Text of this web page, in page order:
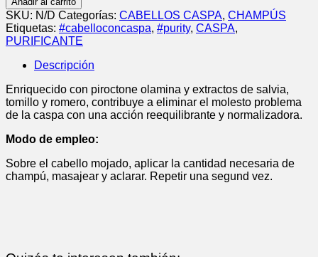
cantidad
SKU: N/D Categorías: CABELLOS CASPA, CHAMPÚS
Etiquetas: #cabelloconcaspa, #purity, CASPA,
PURIFICANTE
Descripción
Enriquecido con piroctone olamina y extractos de salvia,
tomillo y romero, contribuye a eliminar el molesto problema
de la caspa con una acción reequilibrante y normalizadora.
Modo de empleo:
Sobre el cabello mojado, aplicar la cantidad necesaria de
champú, masajear y aclarar. Repetir una segund vez.